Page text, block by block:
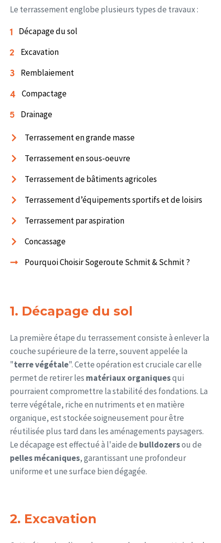
Le terrassement englobe plusieurs types de travaux :
Décapage du sol
Excavation
Remblaiement
Compactage
Drainage
Terrassement en grande masse
Terrassement en sous-oeuvre
Terrassement de bâtiments agricoles
Terrassement d’équipements sportifs et de loisirs
Terrassement par aspiration
Concassage
Pourquoi Choisir Sogeroute Schmit & Schmit ?
1. Décapage du sol
La première étape du terrassement consiste à enlever la
couche supérieure de la terre, souvent appelée la
"terre végétale". Cette opération est cruciale car elle
permet de retirer les matériaux organiquesqui
pourraient compromettre la stabilité des fondations. La
terre végétale, riche en nutriments et en matière
organique, est stockée soigneusement pour être
réutilisée plus tard dans les aménagements paysagers.
Le décapage est effectué à l'aide de bulldozersou de
pelles mécaniques, garantissant une profondeur
uniforme et une surface bien dégagée.
2. Excavation